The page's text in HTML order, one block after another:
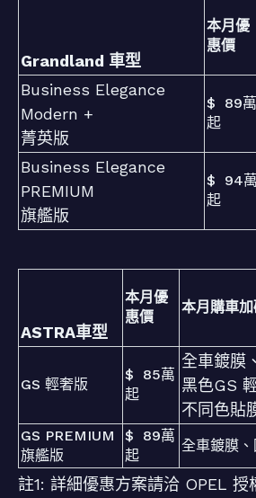
Grandland 車型
本月優
惠價
Business Elegance
Modern +
菁英版
$ 89萬
起
Business Elegance
PREMIUM
旗艦版
$ 94萬
起
ASTRA車型
本月優
惠價
本月購車
GS 輕奢版
$ 85萬
起
全車鍍膜
黑色GS
不同色貼
GS PREMIUM
旗艦版
$ 89萬
起
全車鍍膜
註1: 詳細優惠方案請洽 OPEL 授